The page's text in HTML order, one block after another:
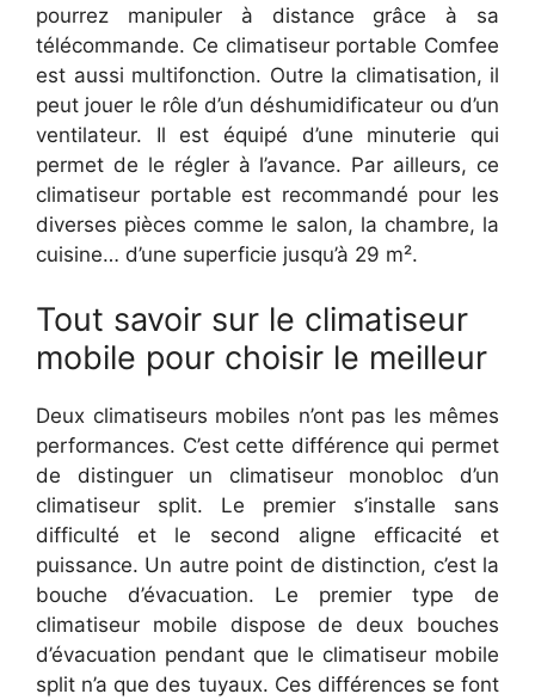
pourrez manipuler à distance grâce à sa
télécommande. Ce climatiseur portable Comfee
est aussi multifonction. Outre la climatisation, il
peut jouer le rôle d’un déshumidificateur ou d’un
ventilateur. Il est équipé d’une minuterie qui
permet de le régler à l’avance. Par ailleurs, ce
climatiseur portable est recommandé pour les
diverses pièces comme le salon, la chambre, la
cuisine… d’une superficie jusqu’à 29 m².
Tout savoir sur le climatiseur
mobile pour choisir le meilleur
Deux climatiseurs mobiles n’ont pas les mêmes
performances. C’est cette différence qui permet
de distinguer un climatiseur monobloc d’un
climatiseur split. Le premier s’installe sans
difficulté et le second aligne efficacité et
puissance. Un autre point de distinction, c’est la
bouche d’évacuation. Le premier type de
climatiseur mobile dispose de deux bouches
d’évacuation pendant que le climatiseur mobile
split n’a que des tuyaux. Ces différences se font